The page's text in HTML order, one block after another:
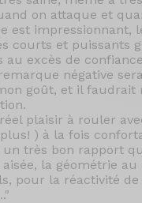
on attaque et
est
courts et puissants
au excès de
négative
goût, et il
plaisir à rouler
) à la fois
un très bon rapport
la géométrie
pour la réactivité